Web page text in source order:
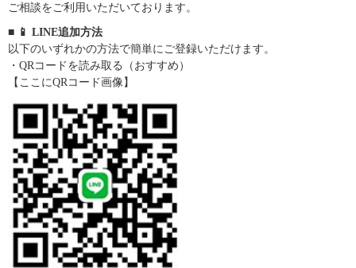
ご相談をご利用いただいております。
■ 📱 LINE追加方法
以下のいずれかの方法で簡単にご登録いただけます。
・QRコードを読み取る（おすすめ）
【ここにQRコード画像】